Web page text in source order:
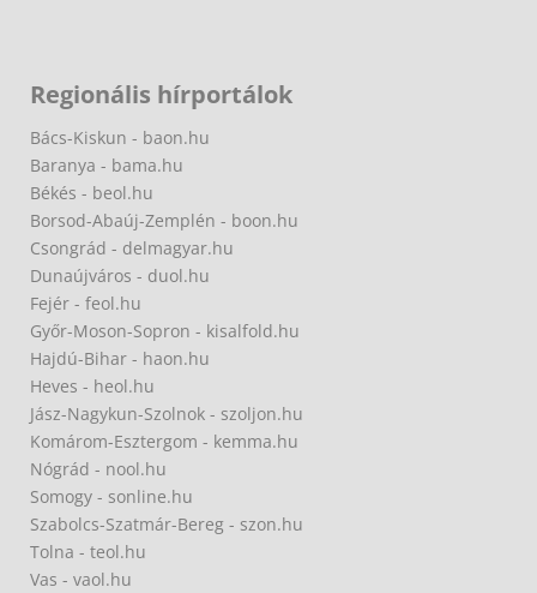
Regionális hírportálok
Bács-Kiskun - baon.hu
Baranya - bama.hu
Békés - beol.hu
Borsod-Abaúj-Zemplén - boon.hu
Csongrád - delmagyar.hu
Dunaújváros - duol.hu
Fejér - feol.hu
Győr-Moson-Sopron - kisalfold.hu
Hajdú-Bihar - haon.hu
Heves - heol.hu
Jász-Nagykun-Szolnok - szoljon.hu
Komárom-Esztergom - kemma.hu
Nógrád - nool.hu
Somogy - sonline.hu
Szabolcs-Szatmár-Bereg - szon.hu
Tolna - teol.hu
Vas - vaol.hu